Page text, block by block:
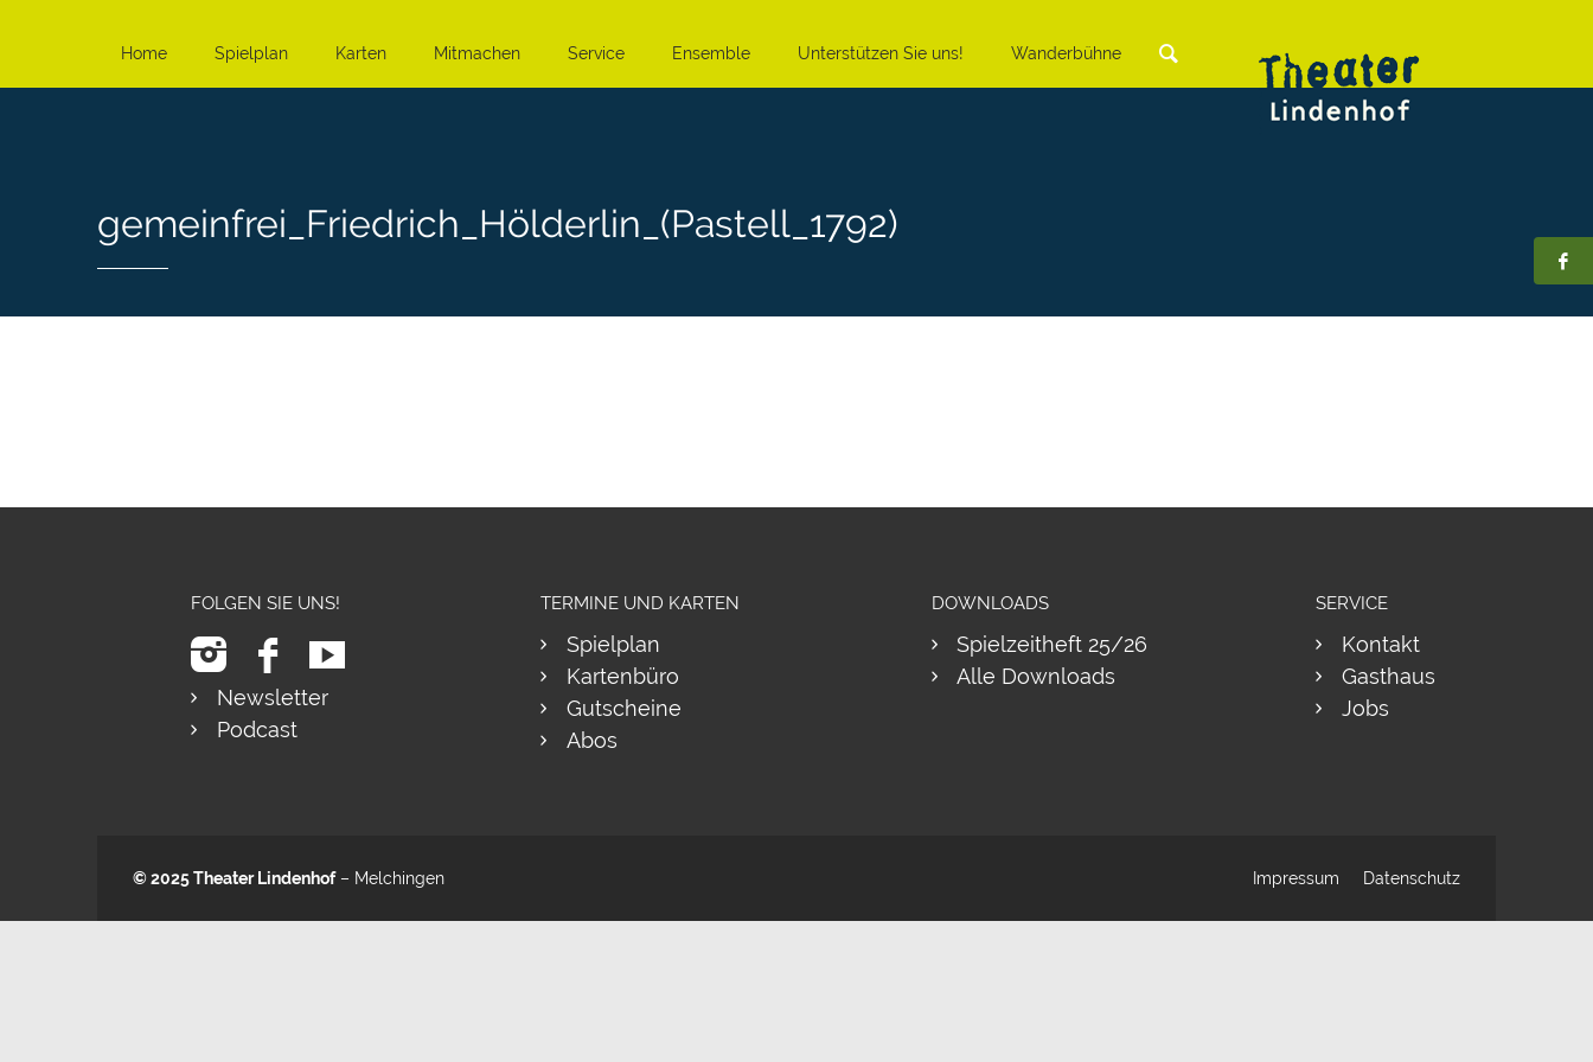
Home Spielplan Karten Mitmachen Service Ensemble Unterstützen Sie uns! Wanderbühne
gemeinfrei_Friedrich_Hölderlin_(Pastell_1792)
FOLGEN SIE UNS!
Newsletter
Podcast
TERMINE UND KARTEN
Spielplan
Kartenbüro
Gutscheine
Abos
DOWNLOADS
Spielzeitheft 25/26
Alle Downloads
SERVICE
Kontakt
Gasthaus
Jobs
© 2025Theater Lindenhof– Melchingen Impressum Datenschutz